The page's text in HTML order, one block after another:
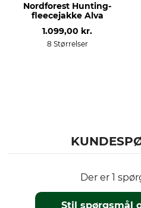
Strygning
Strygning op til 110 °C
Anledning
vindtæt
Nordforest Hunting-
fleecejakke Alva
1.099,00 kr.
8 Størrelser
Der er 1
Stil spørgsmål